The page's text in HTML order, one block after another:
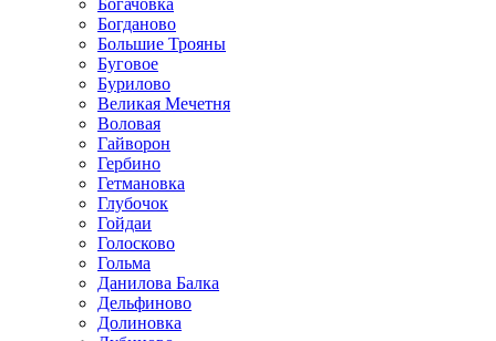
Богачовка
Богданово
Большие Трояны
Буговое
Бурилово
Великая Мечетня
Воловая
Гайворон
Гербино
Гетмановка
Глубочок
Гойдаи
Голосково
Гольма
Данилова Балка
Дельфиново
Долиновка